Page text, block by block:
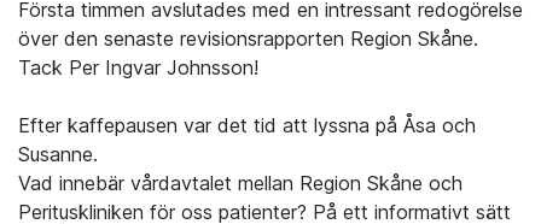
Första timmen avslutades med en intressant redogörelse
över den senaste revisionsrapporten Region Skåne.
Tack Per Ingvar Johnsson!
Efter kaffepausen var det tid att lyssna på Åsa och
Susanne.
Vad innebär vårdavtalet mellan Region Skåne och
Perituskliniken för oss patienter? På ett informativt sätt